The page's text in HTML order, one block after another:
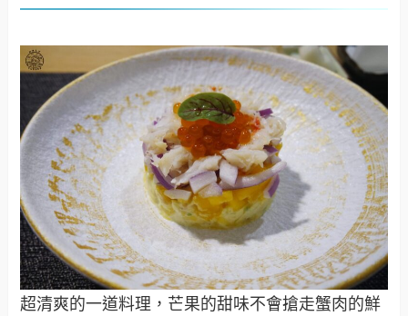
超清爽的一道料理，芒果的甜味不會搶走蟹肉的鮮